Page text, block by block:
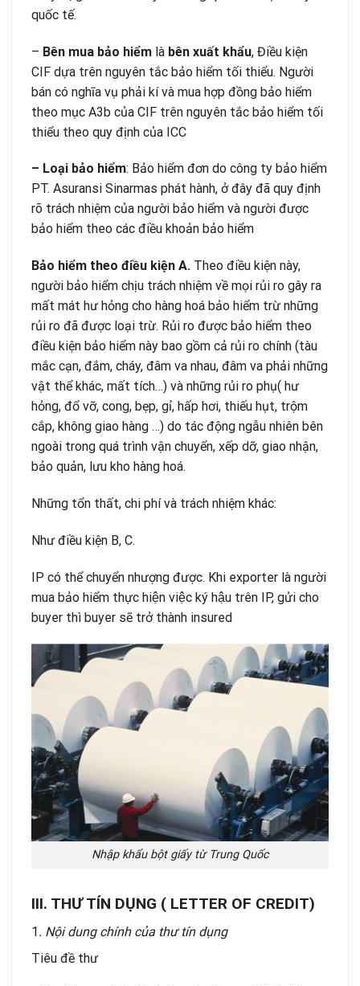
quốc tế.
– Bên mua bảo hiểm là bên xuất khẩu, Điều kiện
CIF dựa trên nguyên tắc bảo hiểm tối thiểu. Người
bán có nghĩa vụ phải kí và mua hợp đồng bảo hiểm
theo mục A3b của CIF trên nguyên tắc bảo hiểm tối
thiểu theo quy định của ICC
– Loại bảo hiểm: Bảo hiểm đơn do công ty bảo hiểm
PT. Asuransi Sinarmas phát hành, ở đây đã quy định
rõ trách nhiệm của người bảo hiểm và người được
bảo hiểm theo các điều khoản bảo hiểm
Bảo hiểm theo điều kiện A. Theo điều kiện này,
người bảo hiểm chịu trách nhiệm về mọi rủi ro gây ra
mất mát hư hỏng cho hàng hoá bảo hiểm trừ những
rủi ro đã được loại trừ. Rủi ro được bảo hiểm theo
điều kiện bảo hiểm này bao gồm cả rủi ro chính (tàu
mắc cạn, đắm, cháy, đâm va nhau, đâm va phải những
vật thể khác, mất tích…) và những rủi ro phụ( hư
hỏng, đổ vỡ, cong, bẹp, gỉ, hấp hơi, thiếu hụt, trộm
cắp, không giao hàng …) do tác động ngẫu nhiên bên
ngoài trong quá trình vận chuyển, xếp dỡ, giao nhận,
bảo quản, lưu kho hàng hoá.
Những tổn thất, chi phí và trách nhiệm khác:
Như điều kiện B, C.
IP có thể chuyển nhượng được. Khi exporter là người
mua bảo hiểm thực hiện việc ký hậu trên IP, gửi cho
buyer thì buyer sẽ trở thành insured
Nhập khẩu bột giấy từ Trung Quốc
III. THƯ TÍN DỤNG ( LETTER OF CREDIT)
1. Nội dung chính của thư tín dụng
Tiêu đề thư